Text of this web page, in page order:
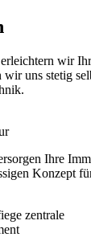
wir
uns stetig
Ihre
Konzept